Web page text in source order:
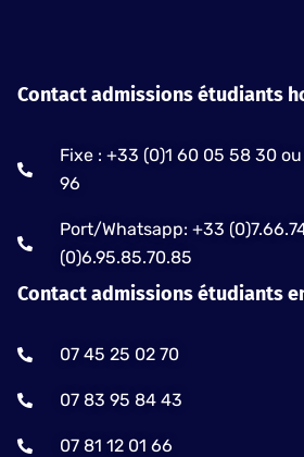
Contact admissions étudiants
Fixe : +33 (0)1 60 05 58 30
96
Port/Whatsapp: +33
(0)6.95.85.70.85
Contact admissions étudiants
07 45 25 02 70
07 83 95 84 43
07 81 12 01 66